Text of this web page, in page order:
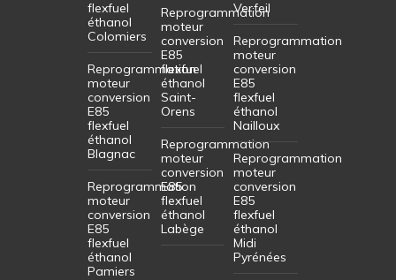
flexfuel
éthanol
Colomiers
Reprogrammation
moteur
conversion
E85
flexfuel
éthanol
Blagnac
Reprogrammation
moteur
conversion
E85
flexfuel
éthanol
Pamiers
Reprogrammation
moteur
conversion
E85
flexfuel
éthanol
Saint-
Orens
Reprogrammation
moteur
conversion
E85
flexfuel
éthanol
Labège
Verfeil
Reprogrammation
moteur
conversion
E85
flexfuel
éthanol
Nailloux
Reprogrammation
moteur
conversion
E85
flexfuel
éthanol
Midi
Pyrénées